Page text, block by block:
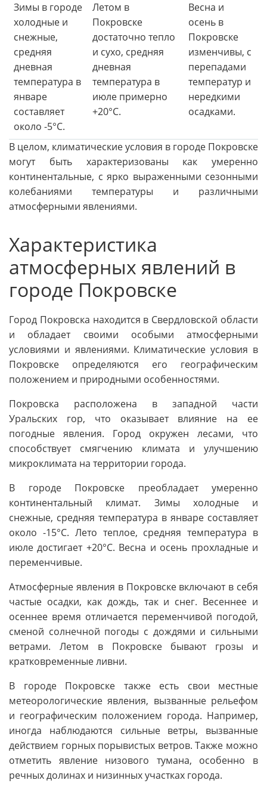
Зимы в городе
холодные и
снежные,
средняя
дневная
температура в
январе
составляет
около -5°C.
Летом в
Покровске
достаточно тепло
и сухо, средняя
дневная
температура в
июле примерно
+20°C.
Весна и
осень в
Покровске
изменчивы, с
перепадами
температур и
нередкими
осадками.
В целом, климатические условия в городе Покровске
могут быть характеризованы как умеренно
континентальные, с ярко выраженными сезонными
колебаниями температуры и различными
атмосферными явлениями.
Характеристика
атмосферных явлений в
городе Покровске
Город Покровска находится в Свердловской области
и обладает своими особыми атмосферными
условиями и явлениями. Климатические условия в
Покровске определяются его географическим
положением и природными особенностями.
Покровска расположена в западной части
Уральских гор, что оказывает влияние на ее
погодные явления. Город окружен лесами, что
способствует смягчению климата и улучшению
микроклимата на территории города.
В городе Покровске преобладает умеренно
континентальный климат. Зимы холодные и
снежные, средняя температура в январе составляет
около -15°C. Лето теплое, средняя температура в
июле достигает +20°C. Весна и осень прохладные и
переменчивые.
Атмосферные явления в Покровске включают в себя
частые осадки, как дождь, так и снег. Весеннее и
осеннее время отличается переменчивой погодой,
сменой солнечной погоды с дождями и сильными
ветрами. Летом в Покровске бывают грозы и
кратковременные ливни.
В городе Покровске также есть свои местные
метеорологические явления, вызванные рельефом
и географическим положением города. Например,
иногда наблюдаются сильные ветры, вызванные
действием горных порывистых ветров. Также можно
отметить явление низового тумана, особенно в
речных долинах и низинных участках города.